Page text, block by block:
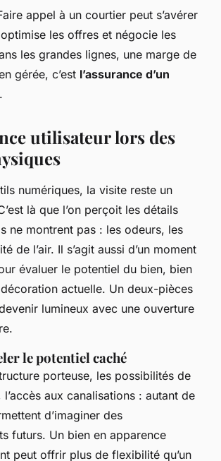
appel à un courtier peut s’avérer
les offres et négocie les
les grandes lignes, une marge de
gérée, c’est l’assurance d’un
.
utilisateur lors des
numériques, la visite reste un
là que l’on perçoit les détails
ne montrent pas : les odeurs, les
de l’air. Il s’agit aussi d’un moment
évaluer le potentiel du bien, bien
actuelle. Un deux-pièces
lumineux avec une ouverture
le potentiel caché
porteuse, les possibilités de
aux canalisations : autant de
d’imaginer des
futurs. Un bien en apparence
peut offrir plus de flexibilité qu’un